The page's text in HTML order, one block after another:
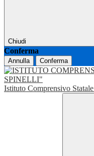
Chiudi
Conferma
Annulla Conferma
Istituto Comprensivo Statale